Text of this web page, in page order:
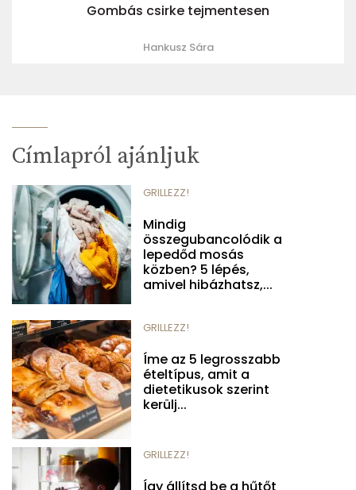
Gombás csirke tejmentesen
Hankusz Sára
Címlapról ajánljuk
GRILLEZZ!
Mindig
összegubancolódik a
lepedőd mosás
közben? 5 lépés,
amivel hibázhatsz,...
GRILLEZZ!
Íme az 5 legrosszabb
ételtípus, amit a
dietetikusok szerint
kerülj...
GRILLEZZ!
Így állítsd be a hűtőt